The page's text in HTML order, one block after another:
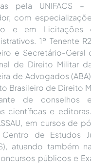
pela UNIFACS –
com
e em Licitações
1º Tenente
e Secretário-Geral
de Direito Militar
de Advogados
Brasileiro de Direito
de conselhos
científicas e
em cursos de
de Estudos
atuando também
públicos e